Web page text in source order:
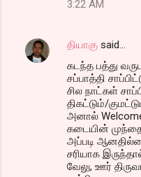
3:22 AM
தியாகு said…
கடந்த பத்து
சப்பாத்தி
சில நாட்கள்
திகட்டும்/
அனால்
கடையின்
அப்படி
சரியாக
வேலு, ஊர்